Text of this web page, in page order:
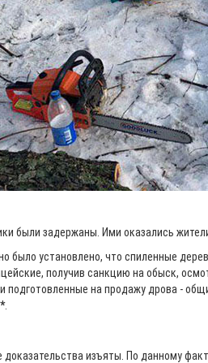
были задержаны. Ими оказались
было установлено, что спиленные
получив санкцию на обыск,
подготовленные на продажу дрова -
*.
изъяты. По данному